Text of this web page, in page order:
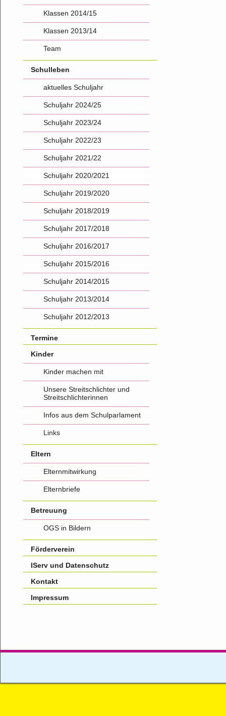
Klassen 2014/15
Klassen 2013/14
Team
Schulleben
aktuelles Schuljahr
Schuljahr 2024/25
Schuljahr 2023/24
Schuljahr 2022/23
Schuljahr 2021/22
Schuljahr 2020/2021
Schuljahr 2019/2020
Schuljahr 2018/2019
Schuljahr 2017/2018
Schuljahr 2016/2017
Schuljahr 2015/2016
Schuljahr 2014/2015
Schuljahr 2013/2014
Schuljahr 2012/2013
Termine
Kinder
Kinder machen mit
Unsere Streitschlichter und
Streitschlichterinnen
Infos aus dem Schulparlament
Links
Eltern
Elternmitwirkung
Elternbriefe
Betreuung
OGS in Bildern
Förderverein
IServ und Datenschutz
Kontakt
Impressum